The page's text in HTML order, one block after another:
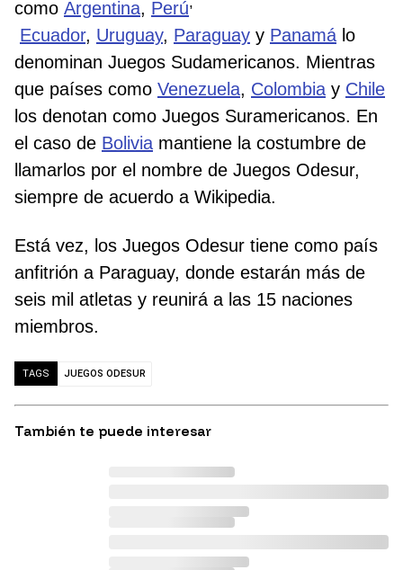
como Argentina,​ Perú
Ecuador, Uruguay, Paraguay y Panamá lo
denominan Juegos Sudamericanos. Mientras
que países como Venezuela, Colombia y Chile
los denotan como Juegos Suramericanos. En
el caso de Bolivia ​ mantiene la costumbre de
llamarlos por el nombre de Juegos Odesur,
siempre de acuerdo a Wikipedia.
Está vez, los Juegos Odesur tiene como país
anfitrión a Paraguay, donde estarán más de
seis mil atletas y reunirá a las 15 naciones
miembros.
TAGS JUEGOS ODESUR
También te puede interesar